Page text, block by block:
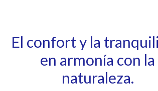
El confort y la
en armonía con la
naturaleza.